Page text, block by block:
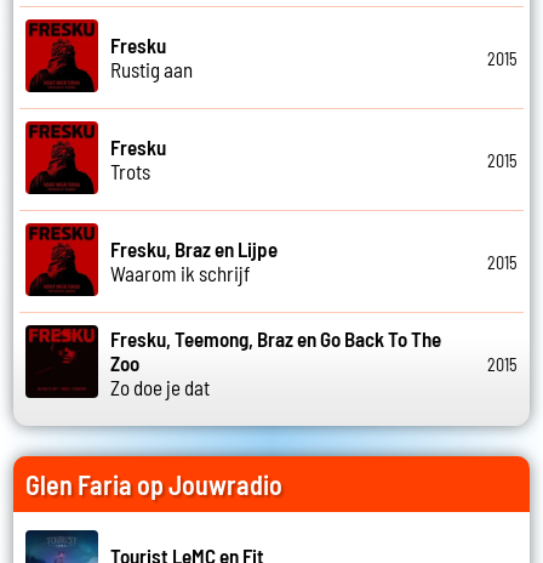
Fresku
Rustig aan
2015
Fresku
Trots
2015
Fresku, Braz en Lijpe
Waarom ik schrijf
2015
Fresku, Teemong, Braz en Go Back To The
Zoo
Zo doe je dat
2015
Glen Faria op Jouwradio
Tourist LeMC en Fit